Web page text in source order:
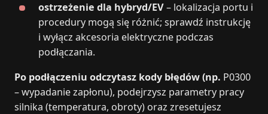
ostrzeżenie dla hybryd/EV– lokalizacja portu i
procedury mogą się różnić; sprawdź instrukcję
i wyłącz akcesoria elektryczne podczas
podłączania.
Po podłączeniu odczytasz kody błędów (np. P0300
– wypadanie zapłonu), podejrzysz parametry pracy
silnika (temperatura, obroty) oraz zresetujesz